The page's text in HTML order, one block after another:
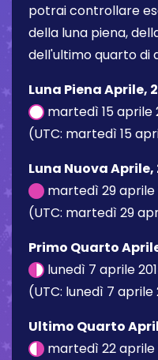
potrai controllare
della luna piena,
dell'ultimo quarto di
Luna Piena Aprile,
martedì 15 aprile
(UTC: martedì 15
Luna Nuova Aprile,
martedì 29 aprile
(UTC: martedì 29
Primo Quarto
lunedì 7 aprile
(UTC: lunedì 7 aprile
Ultimo Quarto
martedì 22 aprile